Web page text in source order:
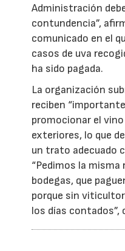
Administración
contundencia”,
comunicado en el
casos de uva
ha sido pagada.
La organización
reciben
promocionar el
exteriores, lo que
un trato adecuado
“Pedimos la misma
bodegas, que
porque sin
los días contados”,